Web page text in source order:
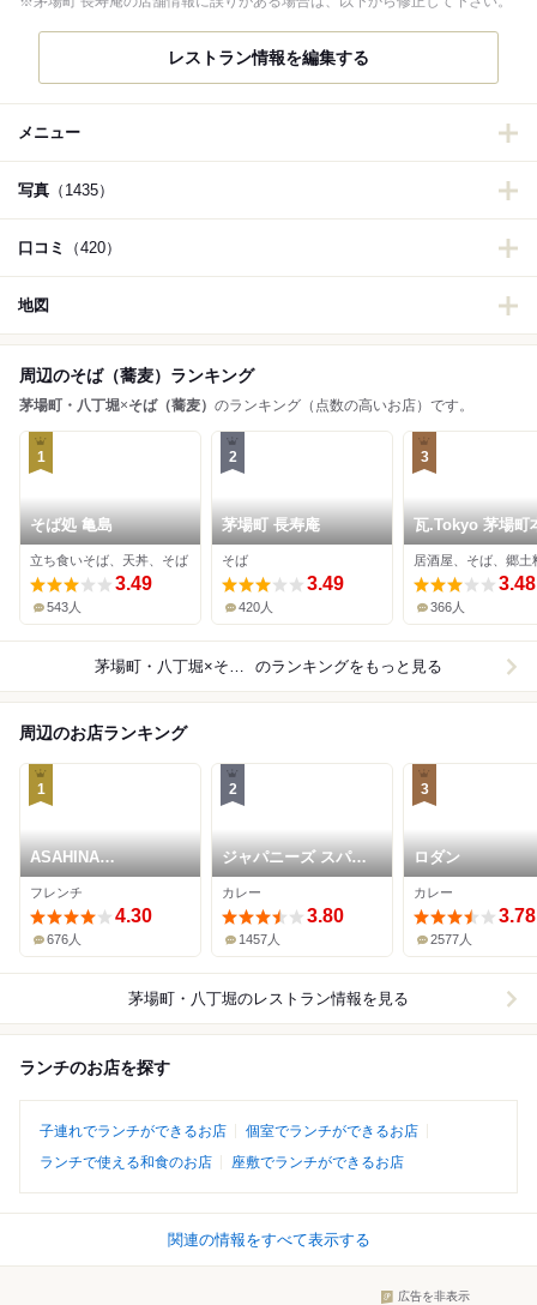
レストラン情報を編集する
メニュー
写真 （1435）
口コミ （420）
地図
周辺のそば（蕎麦）ランキング
茅場町・八丁堀×そば（蕎麦） のランキング（点数の高いお店）です。
1
そば処 亀島
立ち食いそば、天丼、そば
3.49
543人
2
茅場町 長寿庵
そば
3.49
420人
3
瓦.Tokyo 茅場町
居酒屋、そば、郷土
3.48
366人
茅場町・八丁堀×そば（蕎麦） のランキングをもっと見る
周辺のお店ランキング
1
ASAHINA
Gastronome
フレンチ
4.30
676人
2
ジャパニーズ スパイ
ス カリー ワッカ
カレー
3.80
1457人
3
ロダン
カレー
3.78
2577人
茅場町・八丁堀のレストラン情報を見る
ランチのお店を探す
子連れでランチができるお店
個室でランチができるお店
ランチで使える和食のお店
座敷でランチができるお店
関連の情報をすべて表示する
広告を非表示